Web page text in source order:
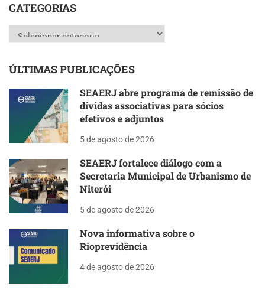
CATEGORIAS
Categorias
ÚLTIMAS PUBLICAÇÕES
SEAERJ abre programa de remissão de
dívidas associativas para sócios
efetivos e adjuntos
5 de agosto de 2026
SEAERJ fortalece diálogo com a
Secretaria Municipal de Urbanismo de
Niterói
5 de agosto de 2026
Nova informativa sobre o
Rioprevidência
4 de agosto de 2026